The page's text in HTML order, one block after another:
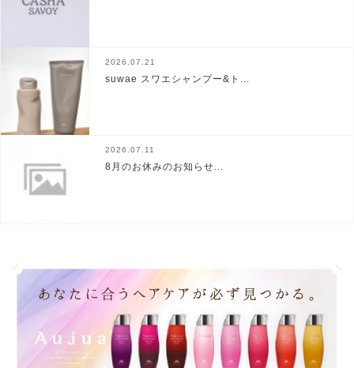
2026.07.21
suwae スワエシャンプー&ト...
2026.07.11
8月のお休みのお知らせ...